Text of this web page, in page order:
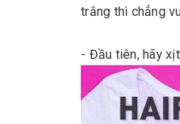
trắng thì chẳng
- Đầu tiên, hãy